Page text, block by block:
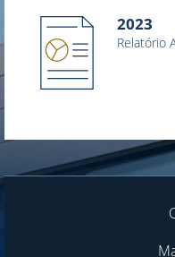
2023
Relatório